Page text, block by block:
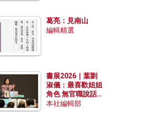
葛亮：見南山
編輯精選
書展2026｜葉劉
淑儀：最喜歡姐姐
角色 無官職說話
包袱少
本社編輯部